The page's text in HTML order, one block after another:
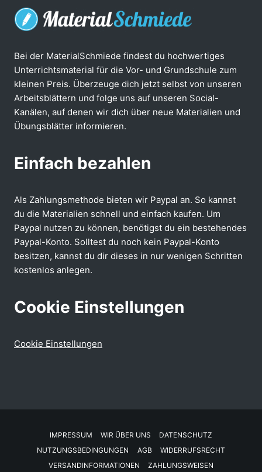
Bei der MaterialSchmiede findest du hochwertiges
Unterrichtsmaterial für die Vor- und Grundschule zum
kleinen Preis. Überzeuge dich jetzt selbst von unseren
Arbeitsblättern und folge uns auf unseren Social-
Kanälen, auf denen wir dich über neue Materialien und
Übungsblätter informieren.
Einfach bezahlen
Als Zahlungsmethode bieten wir Paypal an. So kannst
du die Materialien schnell und einfach kaufen. Um
Paypal nutzen zu können, benötigst du ein bestehendes
Paypal-Konto. Solltest du noch kein Paypal-Konto
besitzen, kannst du dir dieses in nur wenigen Schritten
kostenlos anlegen.
Cookie Einstellungen
Cookie Einstellungen
IMPRESSUM WIR ÜBER UNS
DATENSCHUTZ
NUTZUNGSBEDINGUNGEN
AGB
WIDERRUFSRECHT
VERSANDINFORMATIONEN
ZAHLUNGSWEISEN